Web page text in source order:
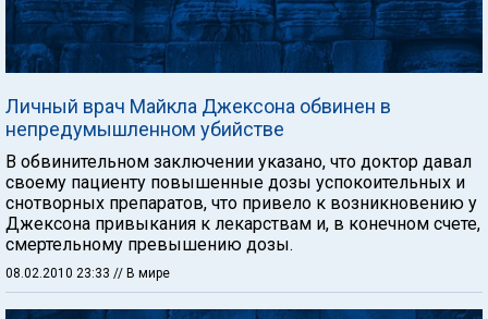
Личный врач Майкла Джексона обвинен в
непредумышленном убийстве
В обвинительном заключении указано, что доктор давал
своему пациенту повышенные дозы успокоительных и
снотворных препаратов, что привело к возникновению у
Джексона привыкания к лекарствам и, в конечном счете,
смертельному превышению дозы.
08.02.2010 23:33 // В мире